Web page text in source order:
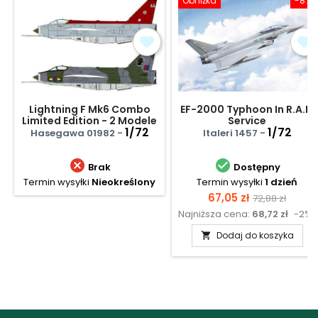
Lightning F Mk6 Combo
Limited Edition - 2 Modele
Hasegawa 01982 - 1/72
 Brak
Termin wysyłki Nieokreślony
EF-2000 Typhoon In R.A.F.
Service
Italeri 1457 - 1/72
 Dostępny
Termin wysyłki 1 dzień
Cena
67,05 zł Cena
72,88 zł
Najniższa cena: 68,72 zł -2%
 Dodaj do koszyka